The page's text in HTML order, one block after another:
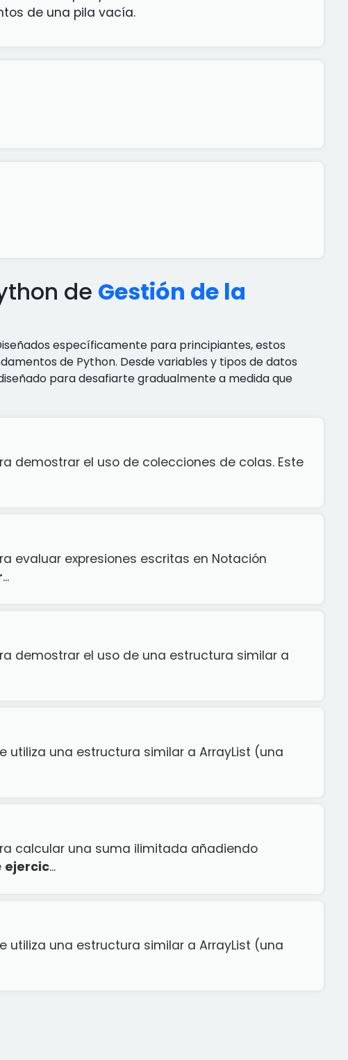
de una pila vacía.
de Gestión de la
específicamente para principiantes, estos
de Python. Desde variables y tipos de datos
para desafiarte gradualmente a medida que
demostrar el uso de colecciones de colas. Este
evaluar expresiones escritas en Notación
...
demostrar el uso de una estructura similar a
utiliza una estructura similar a ArrayList (una
calcular una suma ilimitada añadiendo
ejercic...
utiliza una estructura similar a ArrayList (una